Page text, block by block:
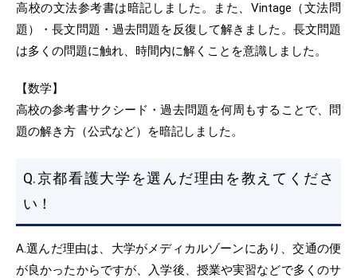
高校の文法参考書は暗記しました。また、Vintage（文法問
題）・長文問題・過去問題を反復して解きました。長文問題
は多くの問題に触れ、時間内に解くことを意識しました。
【数学】
高校の参考書サクシード・過去問題を何周もすることで、問
題の解き方（公式など）を暗記しました。
Q.京都看護大学を選んだ理由を教えてくださ
い！
A.選んだ理由は、大学がメディカルゾーンにあり、交通の便
が良かったからですが、入学後、授業や実習などで多くのサ